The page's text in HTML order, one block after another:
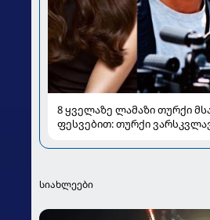
8 ყველაზე ლამაზი თურქი
ფესვებით: თურქი
სიახლეები